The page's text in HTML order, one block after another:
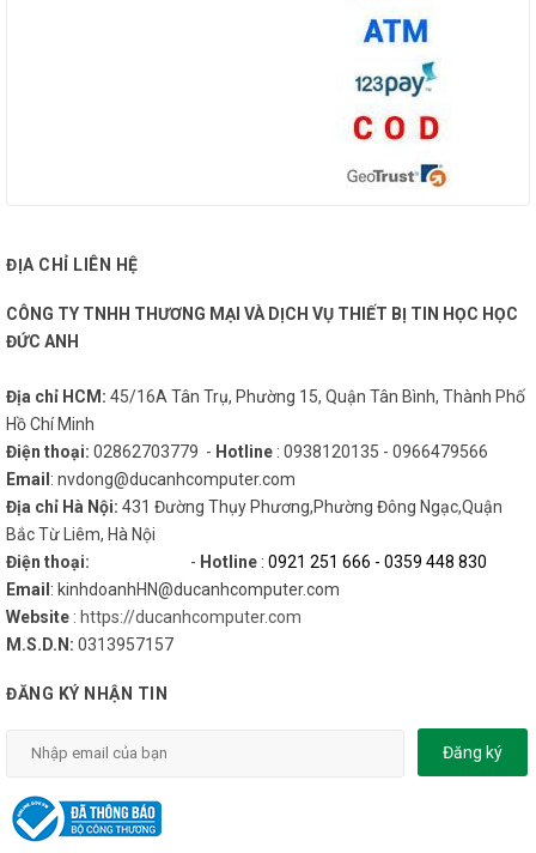
ĐỊA CHỈ LIÊN HỆ
CÔNG TY TNHH THƯƠNG MẠI VÀ DỊCH VỤ THIẾT BỊ TIN HỌC HỌC
ĐỨC ANH
Địa chỉ HCM: 45/16A Tân Trụ, Phường 15, Quận Tân Bình, Thành Phố
Hồ Chí Minh
Điện thoại: 02862703779 - Hotline : 0938120135 - 0966479566
Email : nvdong@ducanhcomputer.com
Địa chỉ Hà Nội: 431 Đường Thụy Phương,Phường Đông Ngạc,Quận
Bắc Từ Liêm, Hà Nội
Điện thoại: - Hotline : 0921 251 666 - 0359 448 830
Email : kinhdoanhHN@ducanhcomputer.com
Website : https://ducanhcomputer.com
M.S.D.N: 0313957157
ĐĂNG KÝ NHẬN TIN
Đăng ký